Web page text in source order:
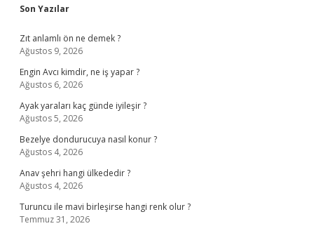
Sidebar
Son Yazılar
Zıt anlamlı ön ne demek ?
Ağustos 9, 2026
Engin Avcı kimdir, ne iş yapar ?
Ağustos 6, 2026
Ayak yaraları kaç günde iyileşir ?
Ağustos 5, 2026
Bezelye dondurucuya nasıl konur ?
Ağustos 4, 2026
Anav şehri hangi ülkededir ?
Ağustos 4, 2026
Turuncu ile mavi birleşirse hangi renk olur ?
Temmuz 31, 2026